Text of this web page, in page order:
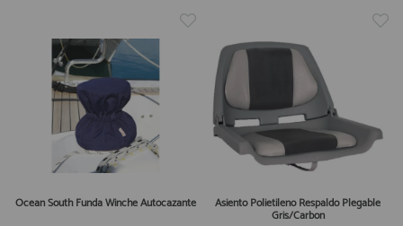
Ocean South Funda Winche Autocazante Asiento Polietileno Respaldo Plegable
Gris/Carbon